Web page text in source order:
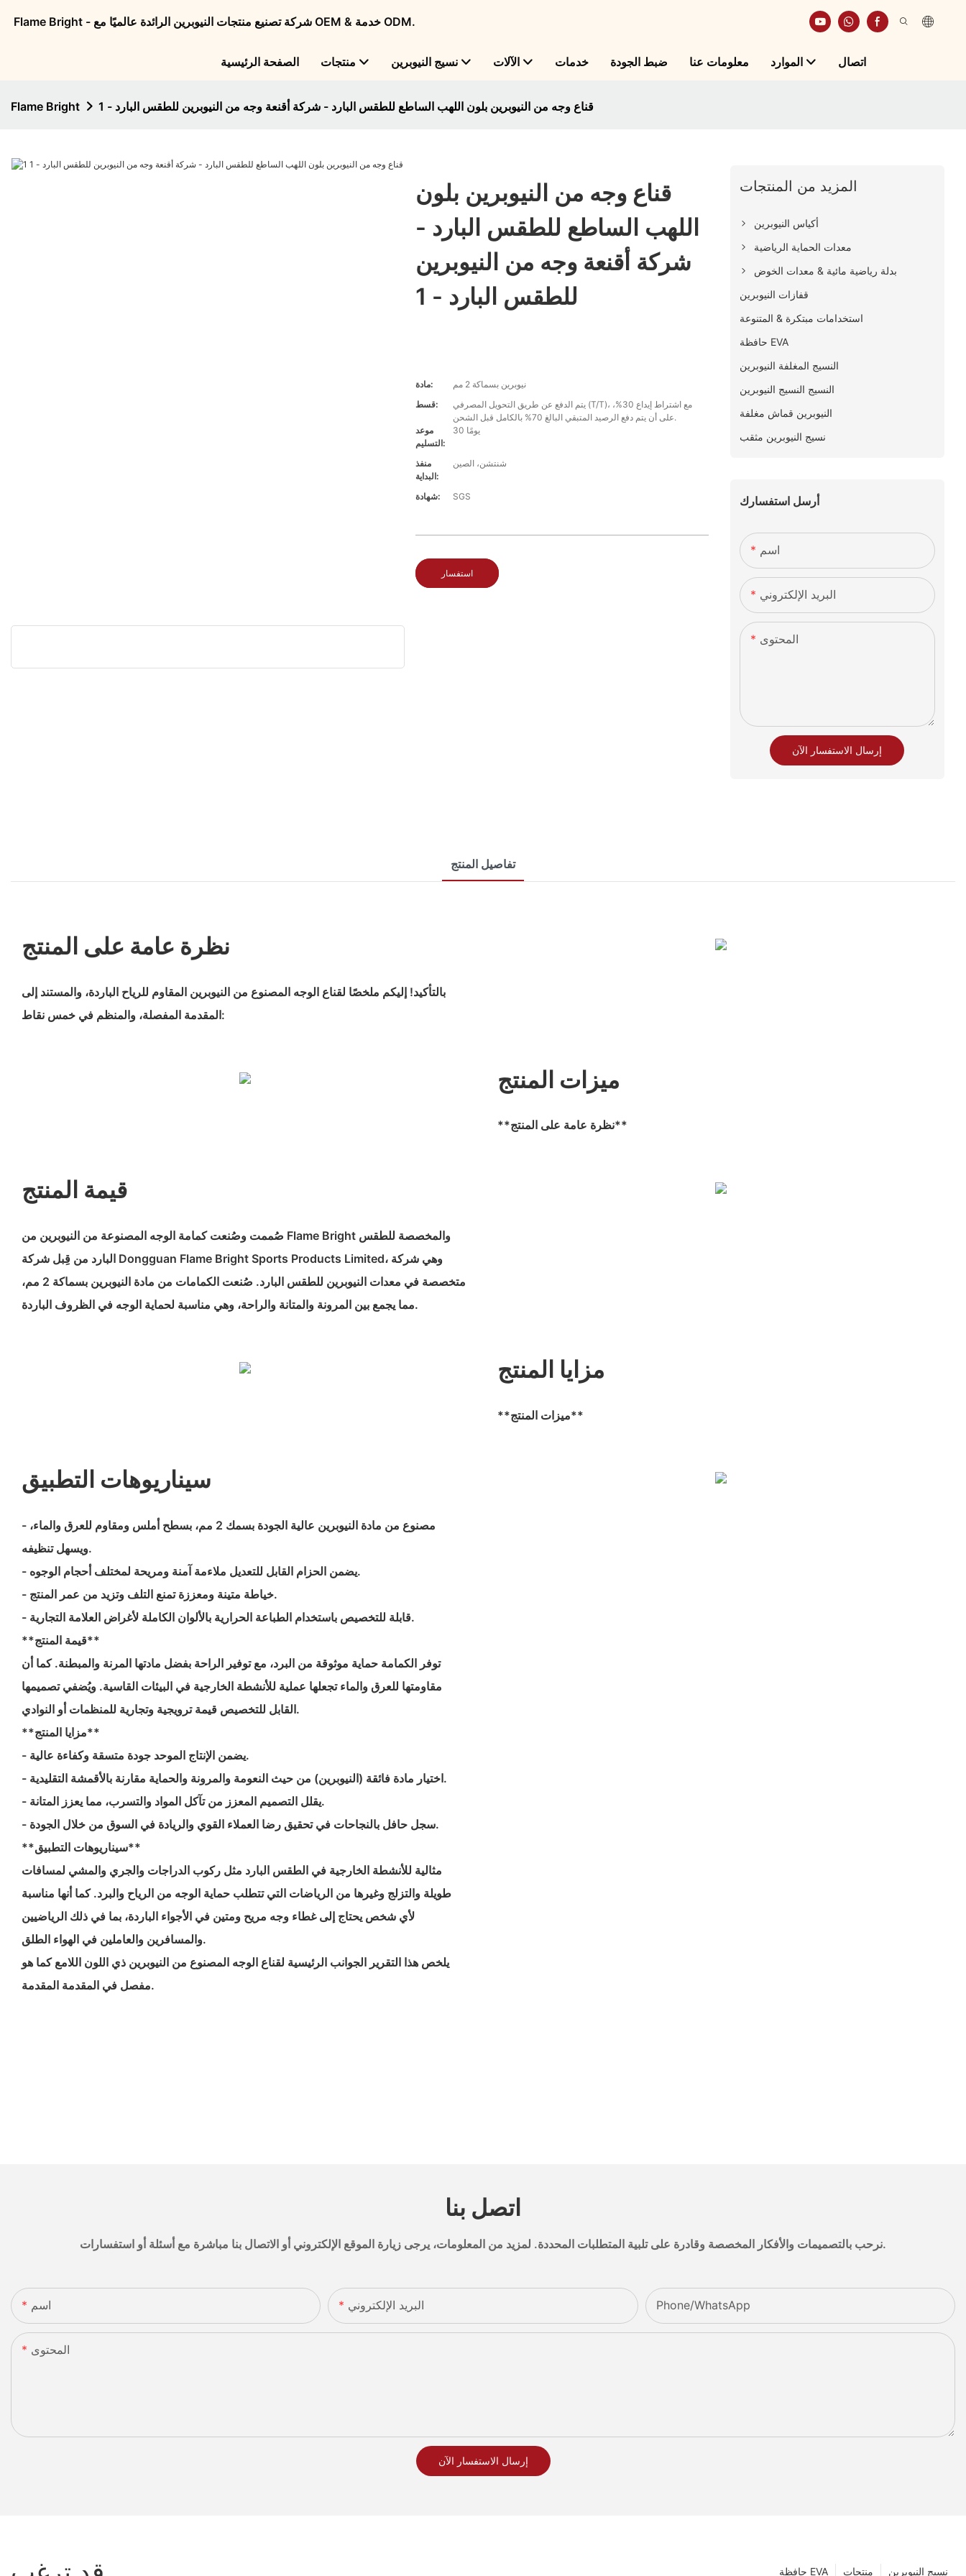
Flame Bright - شركة تصنيع منتجات النيوبرين الرائدة عالميًا مع OEM & خدمة ODM.
الصفحة الرئيسية منتجات نسيج النيوبرين الآلات خدمات ضبط الجودة معلومات عنا الموارد اتصال
Flame Bright قناع وجه من النيوبرين بلون اللهب الساطع للطقس البارد - شركة أقنعة وجه من النيوبرين للطقس البارد - 1
قناع وجه من النيوبرين بلون
اللهب الساطع للطقس البارد -
شركة أقنعة وجه من النيوبرين
للطقس البارد - 1
مادة:
نيوبرين بسماكة 2 مم
قسط:
يتم الدفع عن طريق التحويل المصرفي (T/T)، مع اشتراط إيداع 30%،
على أن يتم دفع الرصيد المتبقي البالغ 70% بالكامل قبل الشحن.
موعد
التسليم:
30 يومًا
منفذ
البداية:
شنتشن، الصين
شهادة: SGS
استفسار
المزيد من المنتجات
أكياس النيوبرين
معدات الحماية الرياضية
بدلة رياضية مائية & معدات الخوض
قفازات النيوبرين
استخدامات مبتكرة & المتنوعة
حافظة EVA
النسيج المغلفة النيوبرين
النسيج النسيج النيوبرين
النيوبرين قماش مغلفة
نسيج النيوبرين مثقب
أرسل استفسارك
اسم
البريد الإلكتروني
المحتوى
إرسال الاستفسار الآن
تفاصيل المنتج
نظرة عامة على المنتج
بالتأكيد! إليكم ملخصًا لقناع الوجه المصنوع من النيوبرين المقاوم للرياح الباردة، والمستند إلى
المقدمة المفصلة، ​​والمنظم في خمس نقاط:
ميزات المنتج
**نظرة عامة على المنتج**
قيمة المنتج
صُممت وصُنعت كمامة الوجه المصنوعة من النيوبرين من Flame Bright والمخصصة للطقس
البارد من قِبل شركة Dongguan Flame Bright Sports Products Limited، وهي شركة
متخصصة في معدات النيوبرين للطقس البارد. صُنعت الكمامات من مادة النيوبرين بسماكة 2 مم،
مما يجمع بين المرونة والمتانة والراحة، وهي مناسبة لحماية الوجه في الظروف الباردة.
مزايا المنتج
**ميزات المنتج**
سيناريوهات التطبيق
- مصنوع من مادة النيوبرين عالية الجودة بسمك 2 مم، بسطح أملس ومقاوم للعرق والماء،
ويسهل تنظيفه.
- يضمن الحزام القابل للتعديل ملاءمة آمنة ومريحة لمختلف أحجام الوجوه.
- خياطة متينة ومعززة تمنع التلف وتزيد من عمر المنتج.
- قابلة للتخصيص باستخدام الطباعة الحرارية بالألوان الكاملة لأغراض العلامة التجارية.
**قيمة المنتج**
توفر الكمامة حماية موثوقة من البرد، مع توفير الراحة بفضل مادتها المرنة والمبطنة. كما أن
مقاومتها للعرق والماء تجعلها عملية للأنشطة الخارجية في البيئات القاسية. ويُضفي تصميمها
القابل للتخصيص قيمة ترويجية وتجارية للمنظمات أو النوادي.
**مزايا المنتج**
- يضمن الإنتاج الموحد جودة متسقة وكفاءة عالية.
- اختيار مادة فائقة (النيوبرين) من حيث النعومة والمرونة والحماية مقارنة بالأقمشة التقليدية.
- يقلل التصميم المعزز من تآكل المواد والتسرب، مما يعزز المتانة.
- سجل حافل بالنجاحات في تحقيق رضا العملاء القوي والريادة في السوق من خلال الجودة.
**سيناريوهات التطبيق**
مثالية للأنشطة الخارجية في الطقس البارد مثل ركوب الدراجات والجري والمشي لمسافات
طويلة والتزلج وغيرها من الرياضات التي تتطلب حماية الوجه من الرياح والبرد. كما أنها مناسبة
لأي شخص يحتاج إلى غطاء وجه مريح ومتين في الأجواء الباردة، بما في ذلك الرياضيين
والمسافرين والعاملين في الهواء الطلق.
يلخص هذا التقرير الجوانب الرئيسية لقناع الوجه المصنوع من النيوبرين ذي اللون اللامع كما هو
مفصل في المقدمة المقدمة.
اتصل بنا
نرحب بالتصميمات والأفكار المخصصة وقادرة على تلبية المتطلبات المحددة. لمزيد من المعلومات، يرجى زيارة الموقع الإلكتروني أو الاتصال بنا مباشرة مع أسئلة أو استفسارات.
اسم البريد الإلكتروني Phone/whatsApp
المحتوى
إرسال الاستفسار الآن
نسيج النيوبرين منتجات حافظة EVA